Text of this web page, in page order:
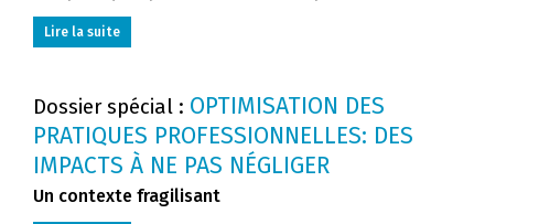
Lire la suite
Dossier spécial : OPTIMISATION DES
PRATIQUES PROFESSIONNELLES: DES
IMPACTS À NE PAS NÉGLIGER
Un contexte fragilisant